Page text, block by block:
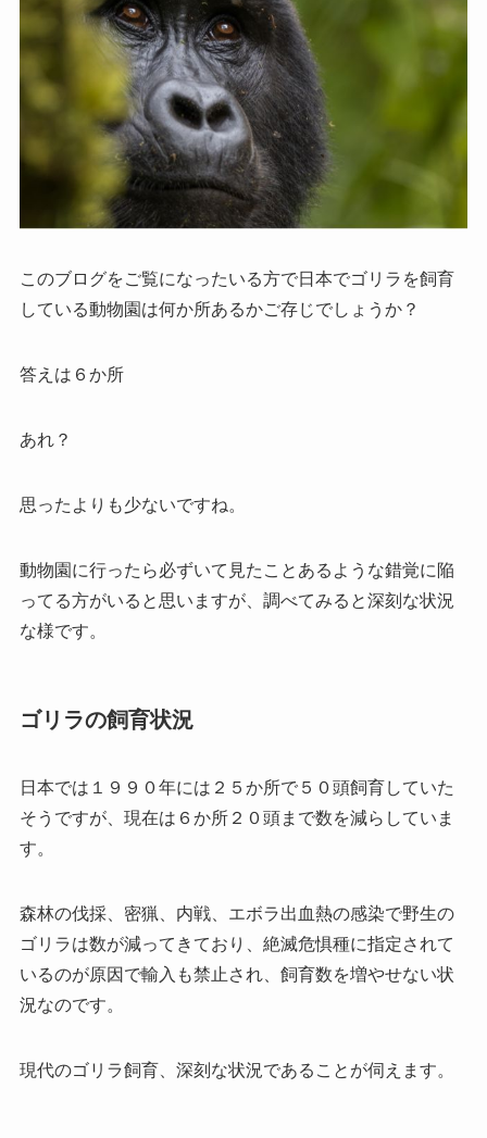
このブログをご覧になったいる方で日本でゴリラを飼育
している動物園は何か所あるかご存じでしょうか？
答えは６か所
あれ？
思ったよりも少ないですね。
動物園に行ったら必ずいて見たことあるような錯覚に陥
ってる方がいると思いますが、調べてみると深刻な状況
な様です。
ゴリラの飼育状況
日本では１９９０年には２５か所で５０頭飼育していた
そうですが、現在は６か所２０頭まで数を減らしていま
す。
森林の伐採、密猟、内戦、エボラ出血熱の感染で野生の
ゴリラは数が減ってきており、絶滅危惧種に指定されて
いるのが原因で輸入も禁止され、飼育数を増やせない状
況なのです。
現代のゴリラ飼育、深刻な状況であることが伺えます。